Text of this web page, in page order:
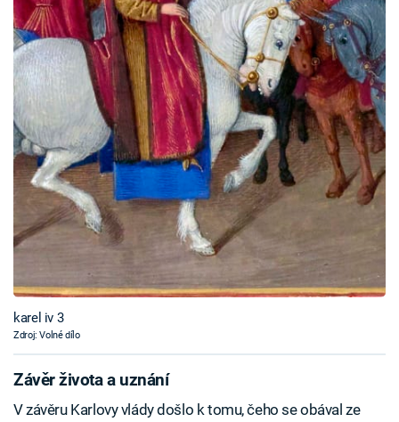
karel iv 3
Zdroj: Volné dílo
Závěr života a uznání
V závěru Karlovy vlády došlo k tomu, čeho se obával ze